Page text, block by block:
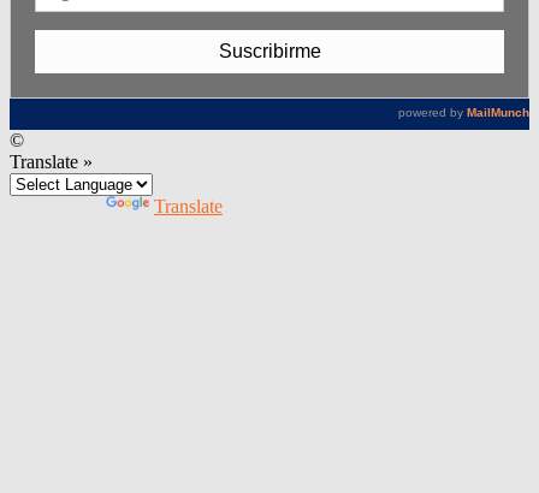
©
Translate »
Translate